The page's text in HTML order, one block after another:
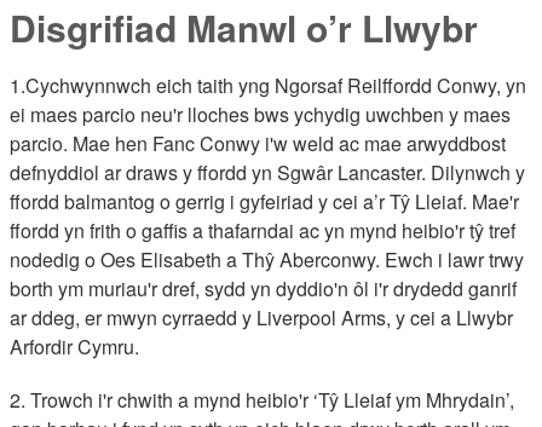
Disgrifiad Manwl o’r Llwybr
1.Cychwynnwch eich taith yng Ngorsaf Reilffordd Conwy, yn
ei maes parcio neu'r lloches bws ychydig uwchben y maes
parcio. Mae hen Fanc Conwy i'w weld ac mae arwyddbost
defnyddiol ar draws y ffordd yn Sgwâr Lancaster. Dilynwch y
ffordd balmantog o gerrig i gyfeiriad y cei a’r Tŷ Lleiaf. Mae'r
ffordd yn frith o gaffis a thafarndai ac yn mynd heibio'r tŷ tref
nodedig o Oes Elisabeth a Thŷ Aberconwy. Ewch i lawr trwy
borth ym muriau'r dref, sydd yn dyddio'n ôl i'r drydedd ganrif
ar ddeg, er mwyn cyrraedd y Liverpool Arms, y cei a Llwybr
Arfordir Cymru.
2. Trowch i'r chwith a mynd heibio'r ‘Tŷ Lleiaf ym Mhrydain’,